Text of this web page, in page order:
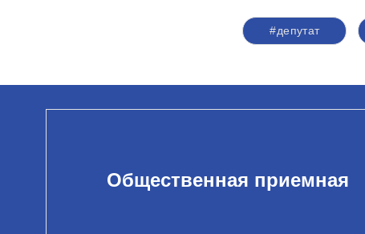
#депутат
Общественная приемная